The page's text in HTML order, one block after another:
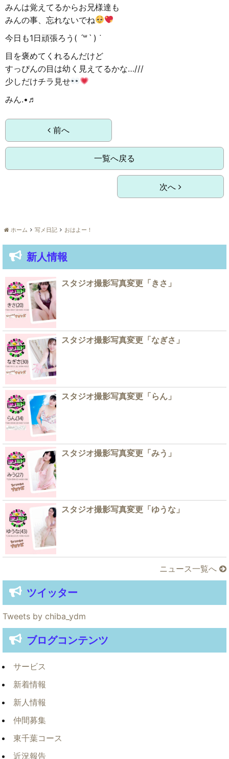
みんは覚えてるからお兄様達も
みんの事、忘れないでね
今日も1日頑張ろう( ˊ꒳ˋ ) ᐝ
目を褒めてくれるんだけど
すっぴんの目は幼く見えてるかな…///
少しだけチラ見せ
みん.•♬
前へ
一覧へ戻る
次へ
ホーム 写メ日記 おはよー！
新人情報
スタジオ撮影写真変更「きさ」
スタジオ撮影写真変更「なぎさ」
スタジオ撮影写真変更「らん」
スタジオ撮影写真変更「みう」
スタジオ撮影写真変更「ゆうな」
ニュース一覧へ
ツイッター
Tweets by chiba_ydm
ブログコンテンツ
サービス
新着情報
新人情報
仲間募集
東千葉コース
近況報告